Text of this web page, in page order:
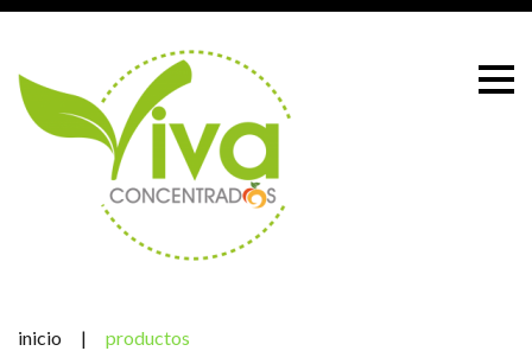
Skip
content
inicio | productos